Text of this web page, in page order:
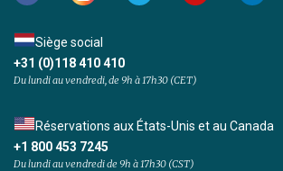
Siège social
+31 (0)118 410 410
Du lundi au vendredi, de 9h à 17h30 (CET)
Réservations aux États-Unis et au Canada
+1 800 453 7245
Du lundi au vendredi de 9h à 17h30 (CST)